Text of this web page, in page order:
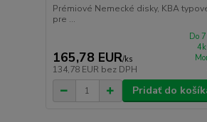
Prémiové Nemecké disky, KBA
pre ...
165,78 EUR/ks
134,78 EUR bez DPH
Do
Pridať do